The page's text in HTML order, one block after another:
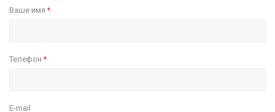
Ваше имя *
Телефон *
E-mail